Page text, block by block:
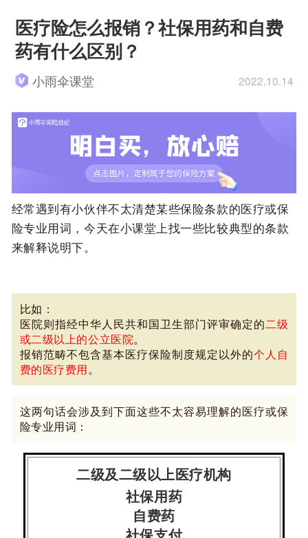
医疗险怎么报销？社保用药和自费
药有什么区别？
小雨伞课堂 2022.10.14
经常遇到有小伙伴不太清楚某些保险条款的医疗或保
险专业用词，今天在小课堂上找一些比较典型的条款
来解释说明下。
比如：
医院则指经中华人民共和国卫生部门评审确定的二级
或二级以上的公立医院。
报销范畴不包含基本医疗保险制度规定以外的个人自
费的医疗费用。
这两句话会涉及到下面这些不太容易理解的医疗或保
险专业用词：
二级及二级以上医疗机构
社保用药
自费药